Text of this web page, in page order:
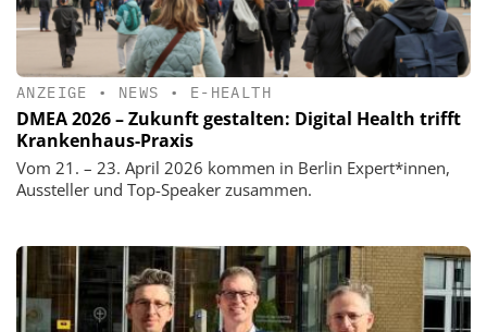
ANZEIGE • NEWS • E-HEALTH
DMEA 2026 – Zukunft gestalten: Digital Health trifft
Krankenhaus-Praxis
Vom 21. – 23. April 2026 kommen in Berlin Expert*innen,
Aussteller und Top-Speaker zusammen.